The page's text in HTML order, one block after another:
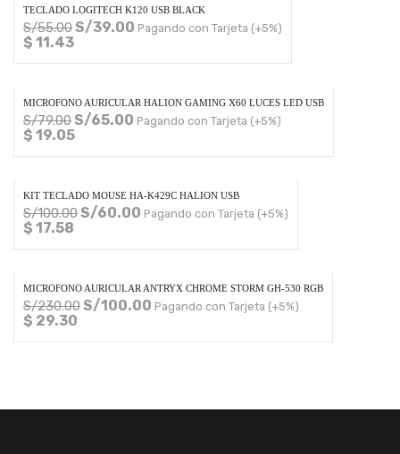
TECLADO LOGITECH K120 USB BLACK
S/55.00S/39.00 Pagando con Tarjeta (+5%)
$ 11.43
MICROFONO AURICULAR HALION GAMING X60 LUCES LED USB
S/79.00S/65.00 Pagando con Tarjeta (+5%)
$ 19.05
KIT TECLADO MOUSE HA-K429C HALION USB
S/100.00S/60.00 Pagando con Tarjeta (+5%)
$ 17.58
MICROFONO AURICULAR ANTRYX CHROME STORM GH-530 RGB
S/230.00S/100.00 Pagando con Tarjeta (+5%)
$ 29.30